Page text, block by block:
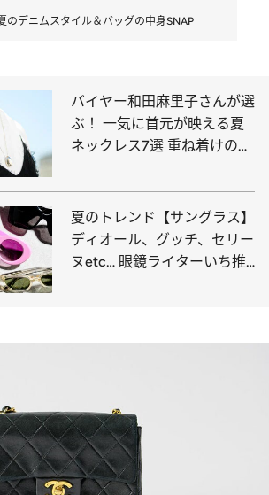
のデニムスタイル＆バッグの中身SNAP
バイヤー和田麻里子さんが選
ぶ！ 一気に首元が映える夏
ネックレス7選 重ね着けのコ
夏のトレンド【サングラス】
ディオール、グッチ、セリー
ヌetc… 眼鏡ライターいち推